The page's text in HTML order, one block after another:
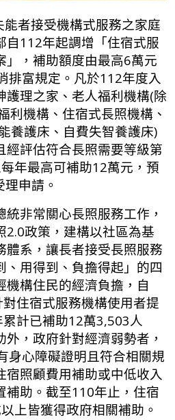
者接受機構式服務之家庭
自112年起調增「住宿式服
」，補助額度由最高6萬元
排富規定。凡於112年度入
護理之家、老人福利機構(除
利機構、住宿式長照機構、
養護床、自費失智養護床)
經評估符合長照需要等級第
年最高可補助12萬元，預
申請。
非常關心長照服務工作，
2.0政策，建構以社區為基
體系，讓長者接受長照服務
、用得到、負擔得起」的四
機構住民的經濟負擔，自
住宿式服務機構使用者提
計已補助12萬3,503人
，政府針對經濟弱勢者，
身心障礙證明且符合相關規
宿照顧費用補助或中低收入
補助。截至110年止，住宿
上皆獲得政府相關補助。